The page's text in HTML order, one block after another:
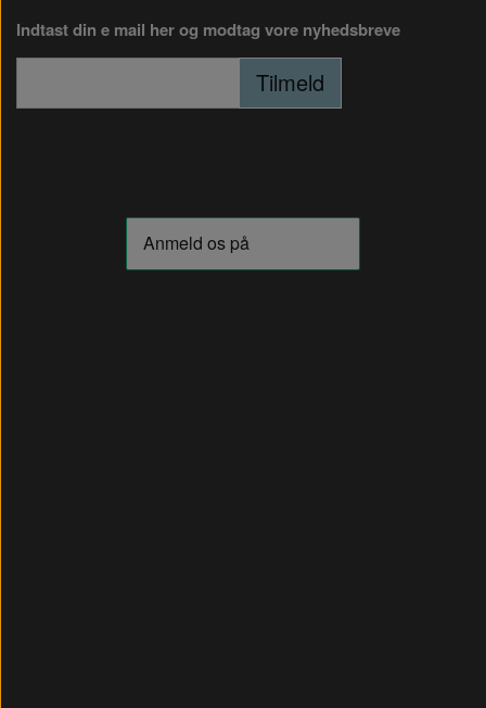
Indtast din e mail her og modtag vore nyhedsbreve
Tilmeld